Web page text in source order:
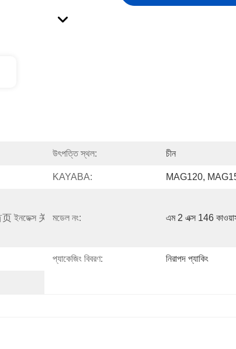
উৎপত্তি স্থল: চীন
KAYABA: MAG120,
关于我们 সম্পর্কে 产品展示 প্রোডাক্ট :
(BPR50),
B2PV75
মডেল নং: এম 2 এক্স 146
প্যাকেজিং বিবরণ: নিরাপদ প্যাকিং